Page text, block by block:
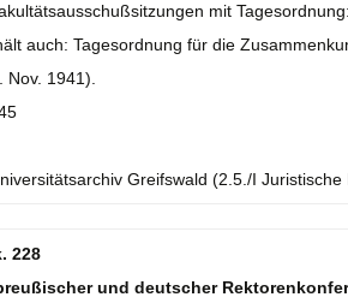
mit
auch: Tagesordnung für die
1941).
Greifswald (2.5./I Juristische
228
und deutscher